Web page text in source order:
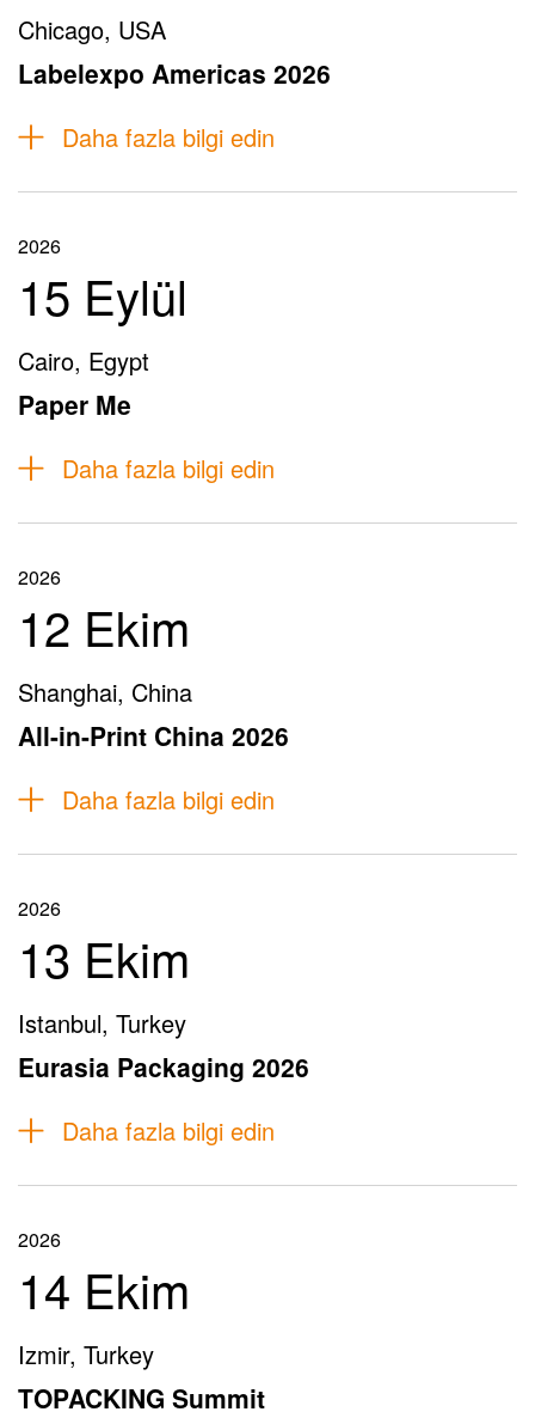
Chicago, USA
Labelexpo Americas 2026
Daha fazla bilgi edin
2026
15 Eylül
Cairo, Egypt
Paper Me
Daha fazla bilgi edin
2026
12 Ekim
Shanghai, China
All-in-Print China 2026
Daha fazla bilgi edin
2026
13 Ekim
Istanbul, Turkey
Eurasia Packaging 2026
Daha fazla bilgi edin
2026
14 Ekim
Izmir, Turkey
TOPACKING Summit